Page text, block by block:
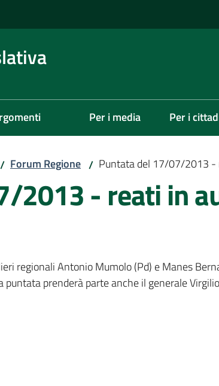
Per i media Per i
/ Forum Regione / Puntata del 17/07/2013 -
2013 - reati in
regionali Antonio Mumolo (Pd) e Manes
prenderà parte anche il generale